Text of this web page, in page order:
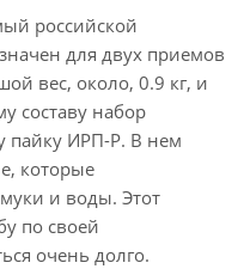
российской
для двух приемов
вес, около, 0.9 кг, и
составу набор
пайку ИРП-Р. В нем
которые
и воды. Этот
по своей
очень долго.